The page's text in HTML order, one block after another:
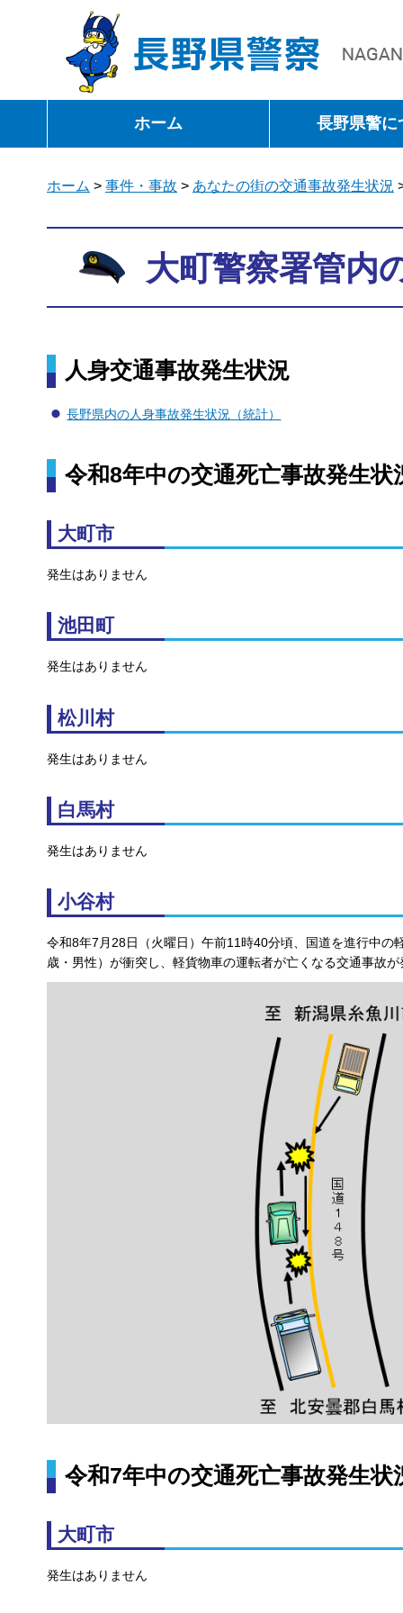
長野県警察
ホーム 長野県警に
ホーム > 事件・事故 > あなたの街の交通事故発生状況
大町警察署管内
人身交通事故発生状況
長野県内の人身事故発生状況（統計）
令和8年中の交通死亡事故発生状
大町市
発生はありません
池田町
発生はありません
松川村
発生はありません
白馬村
発生はありません
小谷村
令和8年7月28日（火曜日）午前11時40分頃、国道を進行中
歳・男性）が衝突し、軽貨物車の運転者が亡くなる交通事故
令和7年中の交通死亡事故発生状
大町市
発生はありません